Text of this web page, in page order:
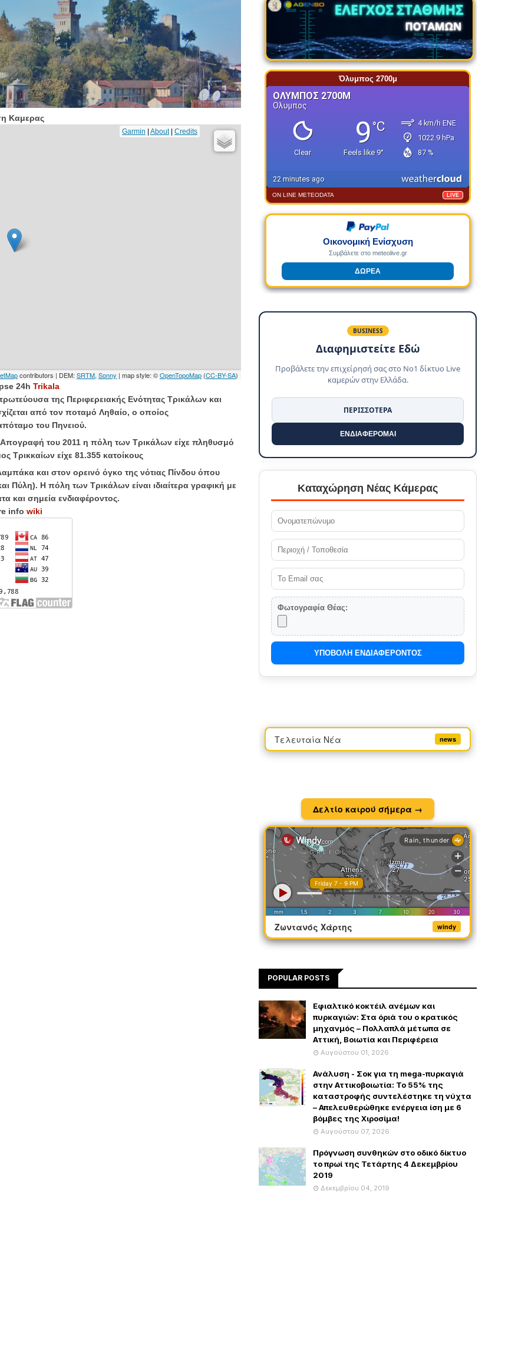
Καμερας
24h Trikala
της Περιφερειακής Ενότητας Τρικάλων και
από τον ποταμό Ληθαίο, ο οποίος
του Πηνειού.
του 2011 η πόλη των Τρικάλων είχε πληθυσμό
Τρικκαίων είχε 81.355 κατοίκους
και στον ορεινό όγκο της νότιας Πίνδου όπου
Πύλη). Η πόλη των Τρικάλων είναι ιδιαίτερα γραφική με
και σημεία ενδιαφέροντος.
info wiki
Όλυμπος 2700μ
ON LINE METEODATA LIVE
Οικονομική Ενίσχυση
Συμβάλετε στο meteolive.gr
ΔΩΡΕΑ
BUSINESS
Διαφημιστείτε Εδώ
Προβάλετε την επιχείρησή σας στο No1 δίκτυο Live
καμερών στην Ελλάδα.
ΠΕΡΙΣΣΟΤΕΡΑ
ΕΝΔΙΑΦΕΡΟΜΑΙ
Καταχώρηση Νέας Κάμερας
Φωτογραφία Θέας:
ΥΠΟΒΟΛΗ ΕΝΔΙΑΦΕΡΟΝΤΟΣ
Τελευταία Νέα news
Δελτίο καιρού σήμερα →
Ζωντανός Χάρτης windy
POPULAR POSTS
Εφιαλτικό κοκτέιλ ανέμων και
πυρκαγιών: Στα όριά του ο κρατικός
μηχανμός – Πολλαπλά μέτωπα σε
Αττική, Βοιωτία και Περιφέρεια
Αυγούστου 01, 2026
Ανάλυση - Σοκ για τη mega-πυρκαγιά
στην Αττικοβοιωτία: Το 55% της
καταστροφής συντελέστηκε τη νύχτα
– Απελευθερώθηκε ενέργεια ίση με 6
βόμβες της Χιροσίμα!
Αυγούστου 07, 2026
Πρόγνωση συνθηκών στο οδικό δίκτυο
το πρωί της Τετάρτης 4 Δεκεμβρίου
2019
Δεκεμβρίου 04, 2019